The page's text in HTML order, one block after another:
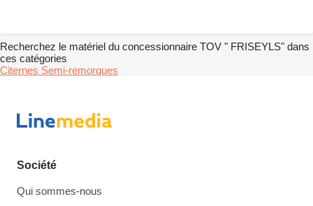
Recherchez le matériel du concessionnaire TOV " FRISEYLS" dans
ces catégories
Citernes Semi-remorques
Société
Qui sommes-nous